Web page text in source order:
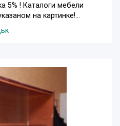
5% ! Каталоги мебели
на картинке!...